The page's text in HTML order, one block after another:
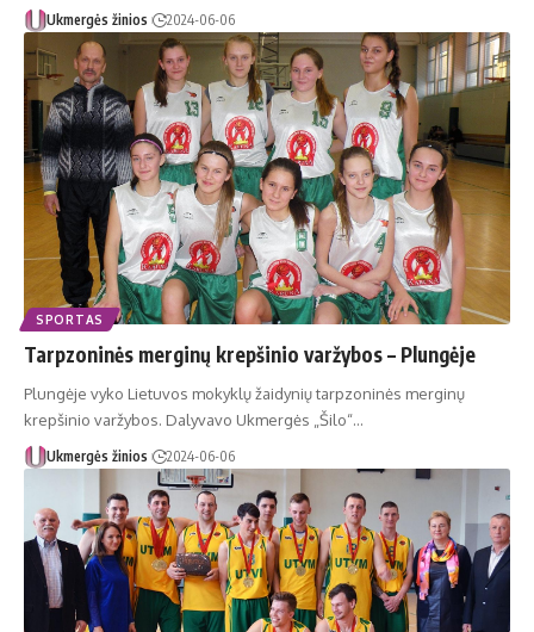
Ukmergės žinios 2024-06-06
SPORTAS
Tarpzoninės merginų krepšinio varžybos – Plungėje
Plungėje vyko Lietuvos mokyklų žaidynių tarpzoninės merginų
krepšinio varžybos. Dalyvavo Ukmergės „Šilo“…
Ukmergės žinios 2024-06-06